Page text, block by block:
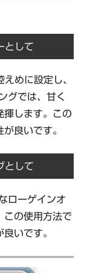
として
めに設定し、
グでは、甘く
揮します。この
良いです。
として
ローゲインオ
この使用方法で
いです。